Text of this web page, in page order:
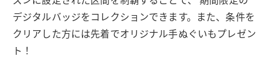
デジタルバッジをコレクションできます。また、条件を
クリアした方には先着でオリジナル手ぬぐいもプレゼン
ト！